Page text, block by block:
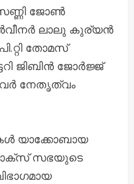
ജോൺ
ലാലു കുര്യൻ
തോമസ്
ജിബിൻ ജോർജ്ജ്
നേതൃത്വം
യാക്കോബായ
സഭയുടെ